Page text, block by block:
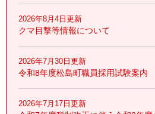
2026年8月4日更新
クマ目撃等情報について
2026年7月30日更新
令和8年度松島町職員採用試験案内
2026年7月17日更新